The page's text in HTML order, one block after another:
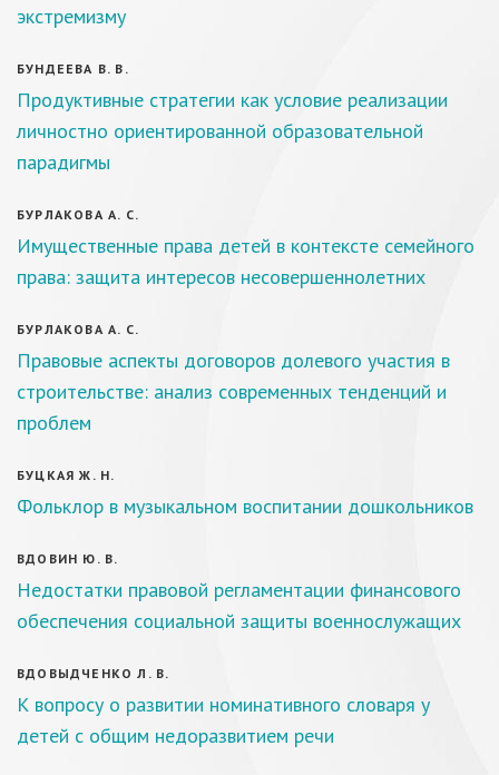
экстремизму
БУНДЕЕВА В. В.
Продуктивные стратегии как условие реализации
личностно ориентированной образовательной
парадигмы
БУРЛАКОВА А. С.
Имущественные права детей в контексте семейного
права: защита интересов несовершеннолетних
БУРЛАКОВА А. С.
Правовые аспекты договоров долевого участия в
строительстве: анализ современных тенденций и
проблем
БУЦКАЯ Ж. Н.
Фольклор в музыкальном воспитании дошкольников
ВДОВИН Ю. В.
Недостатки правовой регламентации финансового
обеспечения социальной защиты военнослужащих
ВДОВЫДЧЕНКО Л. В.
К вопросу о развитии номинативного словаря у
детей с общим недоразвитием речи